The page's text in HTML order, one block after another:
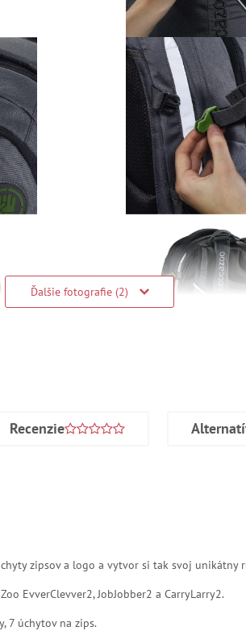
Ďalšie fotografie (2)
Recenzie
zipsov a logo a vytvor si tak svoj unikátny
EvverClevver2, JobJobber2 a CarryLarry2.
7 úchytov na zips.